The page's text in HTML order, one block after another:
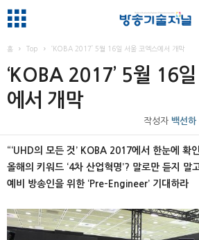
홈 Top ‘KOBA 2017’ 5월 16일 서울 코엑스에서 개막
‘KOBA 2017’ 5월 16
에서 개막
작성자 백선하
“‘UHD의 모든 것’ KOBA 2017에서 한눈에 확
올해의 키워드 ‘4차 산업혁명’? 말로만 듣지 말
예비 방송인을 위한 ‘Pre-Engineer’ 기대하라